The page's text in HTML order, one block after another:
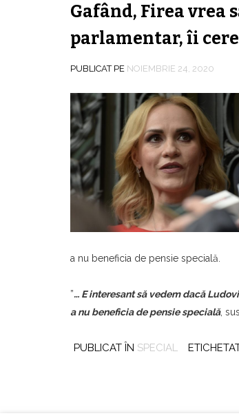
Gafând, Firea vrea
parlamentar, îi
PUBLICAT PE NOIEMBRIE 24, 2020
a nu beneficia de pensie specială.
”… E interesant să vedem dacă
a nu beneficia de pensie specială,
PUBLICAT ÎN SPECIAL